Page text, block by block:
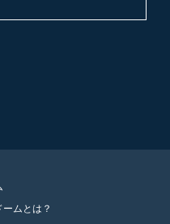
ムとは？